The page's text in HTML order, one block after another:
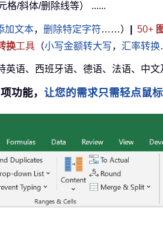
格/斜体/删除线等） ......
加文本， 删除特定字符……） 50+
换工具 （小写金额转大写， 汇率转换
语、西班牙语、德语、法语、中文
功能， 让您的需求只需轻点鼠